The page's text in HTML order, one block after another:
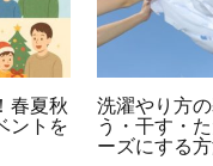
春夏秋
ントを
洗濯やり方
う・干す・
ーズにする